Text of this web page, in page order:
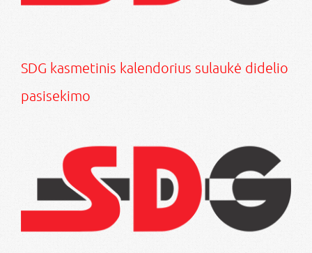
SDG kasmetinis kalendorius sulaukė didelio
pasisekimo